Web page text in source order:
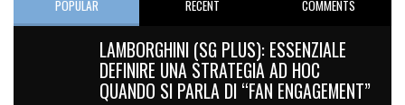
POPULAR RECENT COMMENTS
LAMBORGHINI (SG PLUS): ESSENZIALE
DEFINIRE UNA STRATEGIA AD HOC
QUANDO SI PARLA DI “FAN ENGAGEMENT”